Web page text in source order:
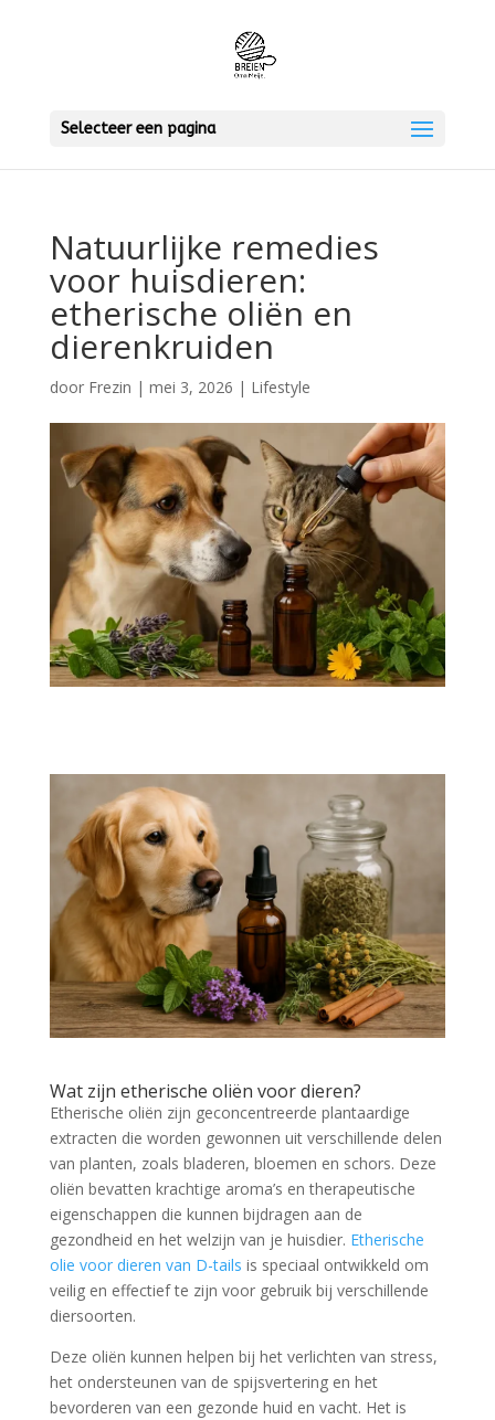
Selecteer een pagina
Natuurlijke remedies
voor huisdieren:
etherische oliën en
dierenkruiden
door Frezin | mei 3, 2026 | Lifestyle
Wat zijn etherische oliën voor dieren?
Etherische oliën zijn geconcentreerde plantaardige
extracten die worden gewonnen uit verschillende delen
van planten, zoals bladeren, bloemen en schors. Deze
oliën bevatten krachtige aroma’s en therapeutische
eigenschappen die kunnen bijdragen aan de
gezondheid en het welzijn van je huisdier. Etherische
olie voor dieren van D-tails is speciaal ontwikkeld om
veilig en effectief te zijn voor gebruik bij verschillende
diersoorten.
Deze oliën kunnen helpen bij het verlichten van stress,
het ondersteunen van de spijsvertering en het
bevorderen van een gezonde huid en vacht. Het is